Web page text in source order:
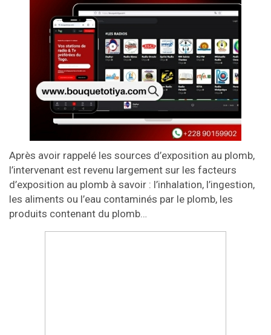
Après avoir rappelé les sources d’exposition au plomb,
l’intervenant est revenu largement sur les facteurs
d’exposition au plomb à savoir : l’inhalation, l’ingestion,
les aliments ou l’eau contaminés par le plomb, les
produits contenant du plomb…